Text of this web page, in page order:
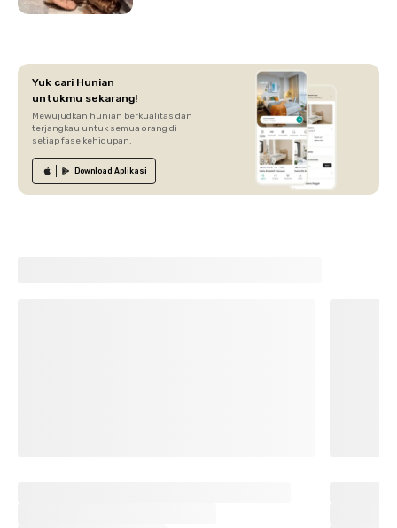
Yuk cari Hunian
untukmu sekarang!
Mewujudkan hunian berkualitas dan
terjangkau untuk semua orang di
setiap fase kehidupan.
Download Aplikasi